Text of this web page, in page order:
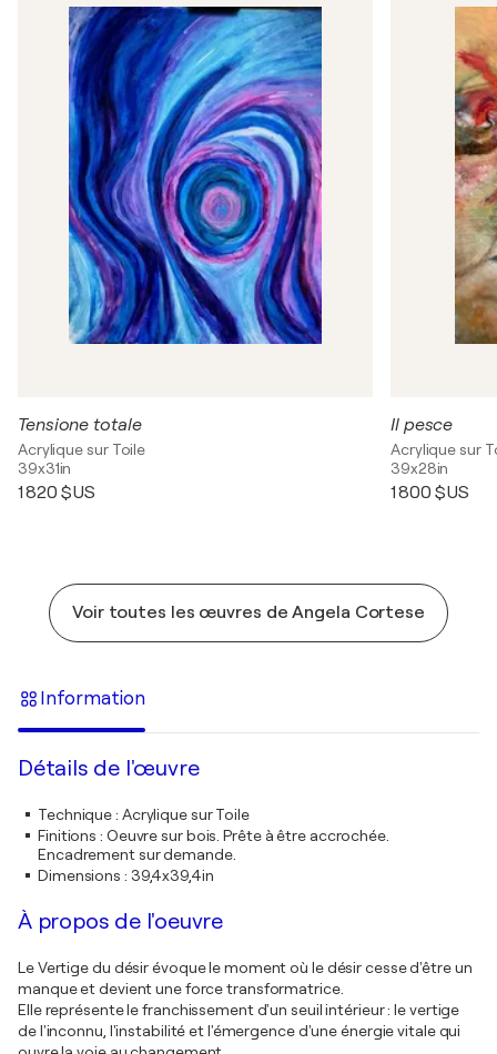
Tensione totale
Acrylique sur Toile
39x31in
1 820 $US
Il pesce
Acrylique sur
39x28in
1 800 $US
Voir toutes les œuvres de Angela Cortese
Information
Détails de l'œuvre
Technique: Acrylique sur Toile
Finitions : Oeuvre sur bois. Prête à être accrochée.
Encadrement sur demande.
Dimensions : 39,4x39,4in
À propos de l'oeuvre
Le Vertige du désir évoque le moment où le désir cesse d'être un
manque et devient une force transformatrice.
Elle représente le franchissement d'un seuil intérieur : le vertige
de l'inconnu, l'instabilité et l'émergence d'une énergie vitale qui